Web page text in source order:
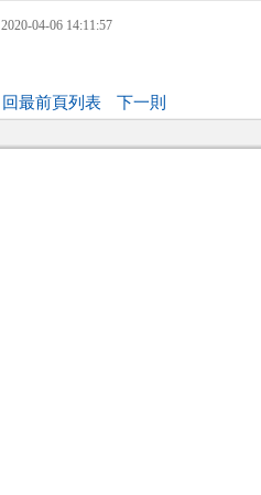
2020-04-06 14:11:57
回最前頁列表 下一則